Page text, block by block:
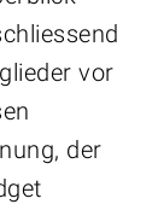
vor
der